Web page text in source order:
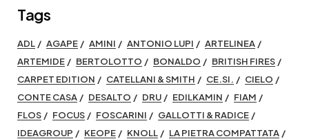
Tags
ADL AGAPE AMINI ANTONIO LUPI
ARTELINEA
ARTEMIDE
BERTOLOTTO BONALDO
BRITISH FIRES
CARPET EDITION
CATELLANI & SMITH CE.SI.
CIELO
CONTE CASA
DESALTO DRU EDILKAMIN
FIAM
FLOS
FOCUS FOSCARINI
GALLOTTI & RADICE
IDEAGROUP
KEOPE KNOLL
LA PIETRA COMPATTATA